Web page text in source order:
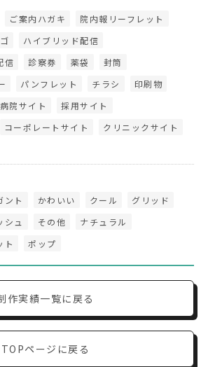
ご案内ハガキ
院内報リーフレット
ハイブリッド配信
信 診察券 薬袋
封筒
パンフレット チラシ
印刷物
病院サイト
採用サイト
コーポレートサイト
クリニックサイト
ント かわいい クール
グリッド
シュ その他
ナチュラル
ト ポップ
作実績一覧に戻る
TOPページに戻る